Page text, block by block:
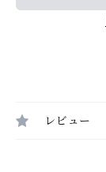
レビュー